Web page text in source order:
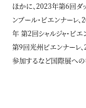
ほかに、2023年第6回ダッ
ンブール・ビエンナーレ
年 第2回シャルジャ・ビ
第9回光州ビエンナーレ
参加するなど国際展への